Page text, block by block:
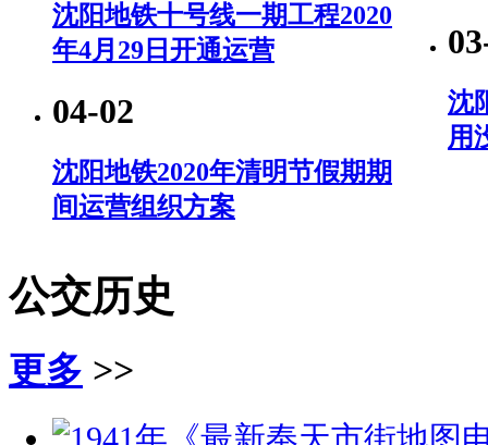
沈阳地铁十号线一期工程2020
年4月29日开通运营
04-02
沈阳地铁2020年清明节假期期
间运营组织方案
沈
用
公交历史
更多 >>